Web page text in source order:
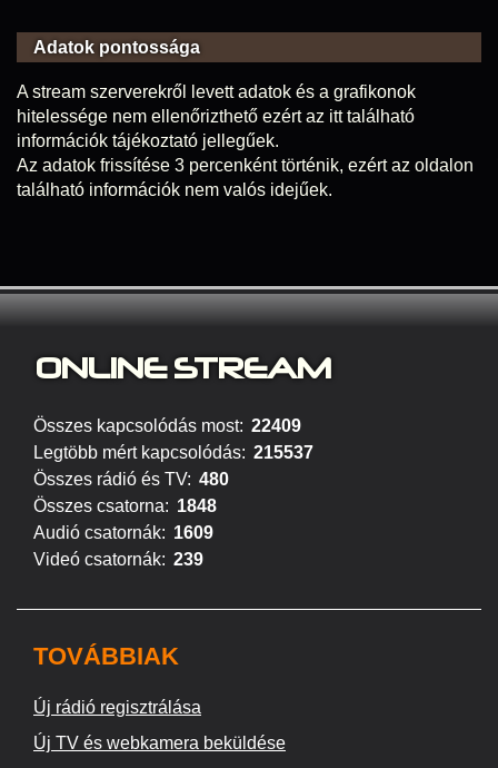
Adatok pontossága
A stream szerverekről levett adatok és a grafikonok
hitelessége nem ellenőrizthető ezért az itt található
információk tájékoztató jellegűek.
Az adatok frissítése 3 percenként történik, ezért az oldalon
található információk nem valós idejűek.
ONLINE STREAM
Összes kapcsolódás most: 22409
Legtöbb mért kapcsolódás: 215537
Összes rádió és TV: 480
Összes csatorna: 1848
Audió csatornák: 1609
Videó csatornák: 239
TOVÁBBIAK
Új rádió regisztrálása
Új TV és webkamera beküldése